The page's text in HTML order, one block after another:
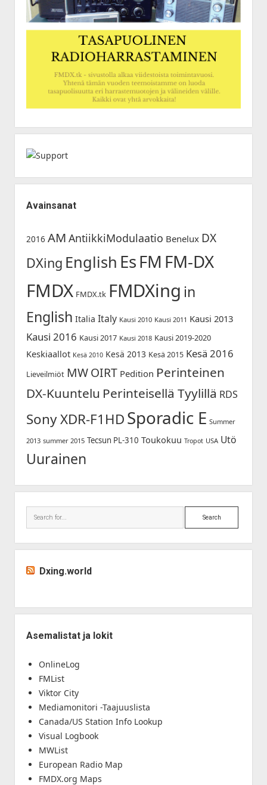
Avainsanat
2016 AM AntiikkiModulaatio Benelux DX
DXing English EsFM FM-DX
FMDX FMDX.tk FMDXing in
English Italia Italy Kausi 2010 Kausi 2011 Kausi 2013
Kausi 2016 Kausi 2017 Kausi 2018 Kausi 2019-2020
Keskiaallot Kesä 2010 Kesä 2013 Kesä 2015 Kesä 2016
Lieveilmiöt MW OIRT Pedition Perinteinen
DX-Kuuntelu Perinteisellä Tyylillä RDS
Sony XDR-F1HDSporadic E Summer
2013 summer 2015 Tecsun PL-310 Toukokuu Tropot USA Utö
Uurainen
Search
Dxing.world
Asemalistat ja lokit
OnlineLog
FMList
Viktor City
Mediamonitori -Taajuuslista
Canada/US Station Info Lookup
Visual Logbook
MWList
European Radio Map
FMDX.org Maps